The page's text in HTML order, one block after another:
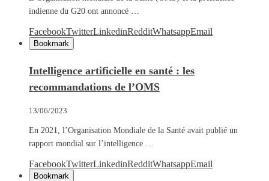
indienne du G20 ont annoncé …
FacebookTwitterLinkedinRedditWhatsappEmail
Bookmark
Intelligence artificielle en santé : les
recommandations de l’OMS
13/06/2023
En 2021, l’Organisation Mondiale de la Santé avait publié un
rapport mondial sur l’intelligence …
FacebookTwitterLinkedinRedditWhatsappEmail
Bookmark